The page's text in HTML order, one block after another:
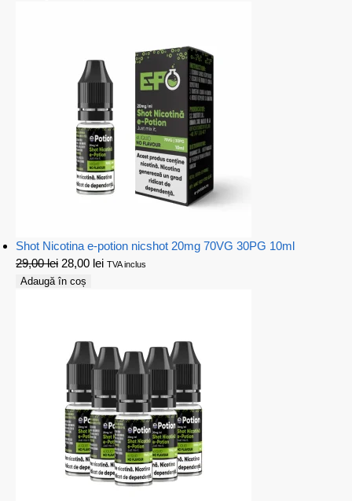
Shot Nicotina e-potion nicshot 20mg 70VG 30PG 10ml
29,00lei 28,00 lei TVA inclus
Adaugă în coș